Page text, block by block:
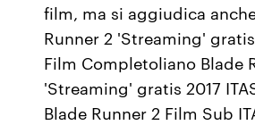
film, ma si aggiudica
Runner 2 'Streaming' gratis
Film Completoliano Blade
'Streaming' gratis 2017
Blade Runner 2 Film Sub